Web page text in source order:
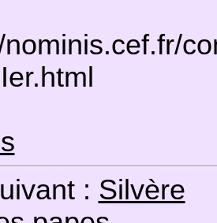
nominis.cef.fr/
: Silvère